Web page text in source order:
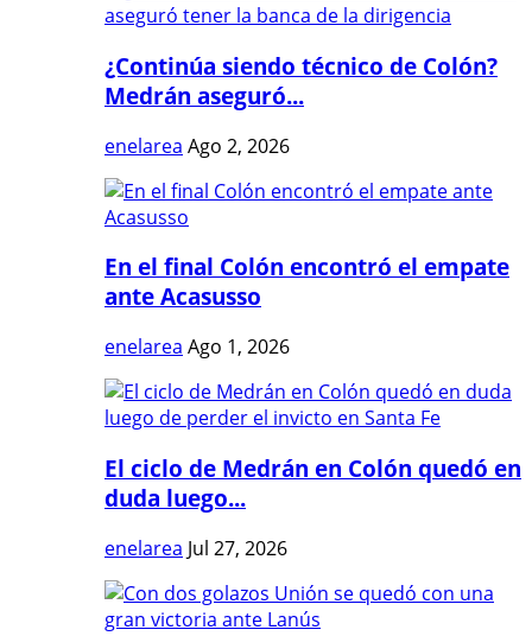
¿Continúa siendo técnico de Colón?
Medrán aseguró...
enelarea Ago 2, 2026
En el final Colón encontró el empate
ante Acasusso
enelarea Ago 1, 2026
El ciclo de Medrán en Colón quedó en
duda luego...
enelarea Jul 27, 2026